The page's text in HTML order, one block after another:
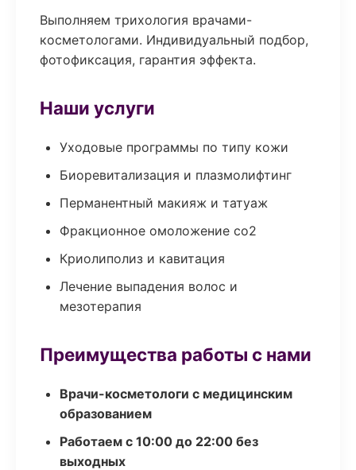
Выполняем трихология врачами-
косметологами. Индивидуальный подбор,
фотофиксация, гарантия эффекта.
Наши услуги
Уходовые программы по типу кожи
Биоревитализация и плазмолифтинг
Перманентный макияж и татуаж
Фракционное омоложение co2
Криолиполиз и кавитация
Лечение выпадения волос и
мезотерапия
Преимущества работы с нами
Врачи-косметологи с медицинским
образованием
Работаем с 10:00 до 22:00 без
выходных